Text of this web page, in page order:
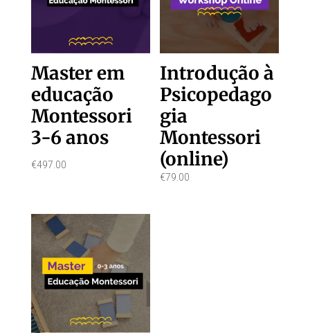
Master em
educação
Montessori
3-6 anos
€497.00
Introdução à
Psicopedago
gia
Montessori
(online)
€79.00